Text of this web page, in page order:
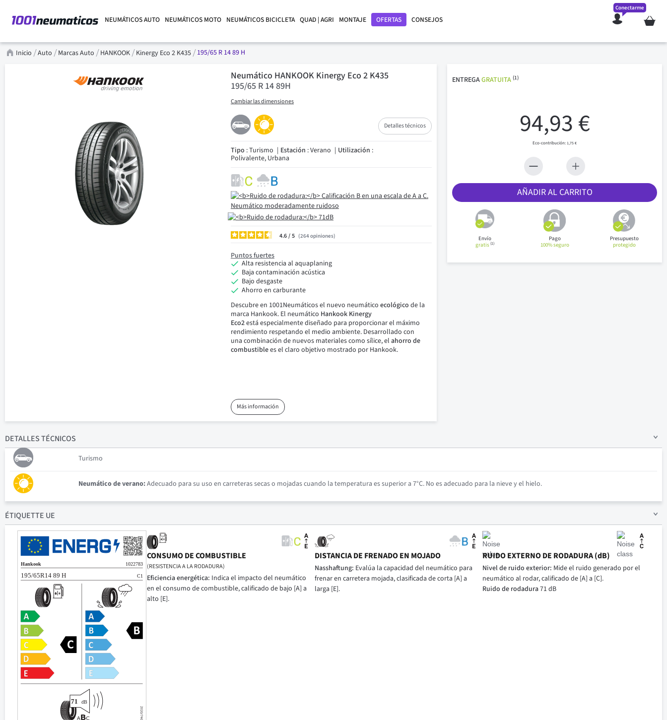
NEUMÁTICOS AUTO NEUMÁTICOS MOTO NEUMÁTICOS BICICLETA QUAD | AGRI MONTAJE OFERTAS CONSEJOS Mi cesta
Conectarme
Inicio Auto Marcas Auto HANKOOK Kinergy Eco 2 K435 195/65 R 14 89 H
Neumático HANKOOK Kinergy Eco 2 K435
195/65 R 14 89H
Cambiar las dimensiones
Detalles técnicos
Tipo : Turismo Estación : Verano Utilización :
Polivalente, Urbana
4.6/ 264opiniones
Puntos fuertes
Alta resistencia al aquaplaning
Baja contaminación acústica
Bajo desgaste
Ahorro en carburante
Descubre en 1001Neumáticos el nuevo neumático ecológico de la
marca Hankook. El neumático Hankook Kinergy
Eco2está especialmente diseñado para proporcionar el máximo
rendimiento respetando el medio ambiente. Desarrollado con
una combinación de nuevos materiales como sílice, el ahorro de
combustiblees el claro objetivo mostrado por Hankook.
Más información
ENTREGAGRATUITA (1)
94,93 €
1,75 €
AÑADIR AL CARRITO
Envío
gratis(1)
Pago
100% seguro
Presupuesto
protegido
DETALLESTÉCNICOS
Turismo
Neumático de verano:Adecuado para su uso en carreteras secas o mojadas cuando la temperatura es superior a 7°C. No es adecuado para la nieve y el hielo.
ÉTIQUETTE UE
CONSUMO DE COMBUSTIBLE
(RESISTENCIA A LA RODADURA)
Eficiencia energética: Indica el impacto del neumático
en el consumo de combustible, calificado de bajo [A] a
alto [E].
DISTANCIA DE FRENADO EN MOJADO
Nasshaftung: Evalúa la capacidad del neumático para
frenar en carretera mojada, clasificada de corta [A] a
larga [E].
RUIDO EXTERNO DE RODADURA (dB)
Nivel de ruido exterior: Mide el ruido generado por el
neumático al rodar, calificado de [A] a [C].
Ruido de rodadura71 dB